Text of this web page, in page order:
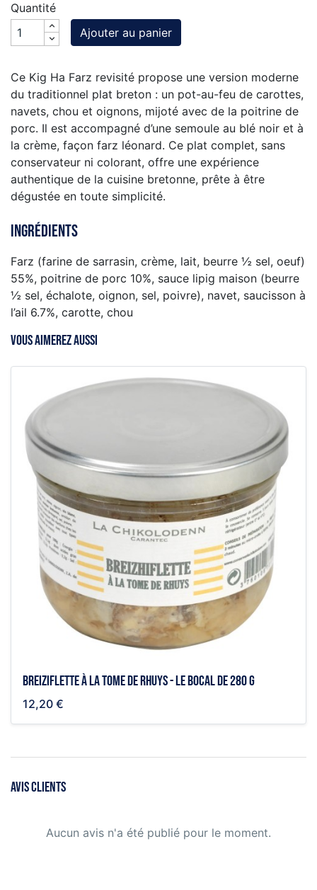
Quantité
Ajouter au panier
Ce Kig Ha Farz revisité propose une version moderne
du traditionnel plat breton : un pot-au-feu de carottes,
navets, chou et oignons, mijoté avec de la poitrine de
porc. Il est accompagné d’une semoule au blé noir et à
la crème, façon farz léonard. Ce plat complet, sans
conservateur ni colorant, offre une expérience
authentique de la cuisine bretonne, prête à être
dégustée en toute simplicité.
Ingrédients
Farz (farine de sarrasin, crème, lait, beurre ½ sel, oeuf)
55%, poitrine de porc 10%, sauce lipig maison (beurre
½ sel, échalote, oignon, sel, poivre), navet, saucisson à
l’ail 6.7%, carotte, chou
VOUS AIMEREZ AUSSI
Breiziflette à la Tome de Rhuys - le bocal de 280 g
12,20 €
AVIS CLIENTS
Aucun avis n'a été publié pour le moment.